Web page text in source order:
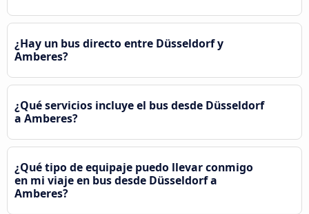
¿Hay un bus directo entre Düsseldorf y
Amberes?
¿Qué servicios incluye el bus desde Düsseldorf
a Amberes?
¿Qué tipo de equipaje puedo llevar conmigo
en mi viaje en bus desde Düsseldorf a
Amberes?